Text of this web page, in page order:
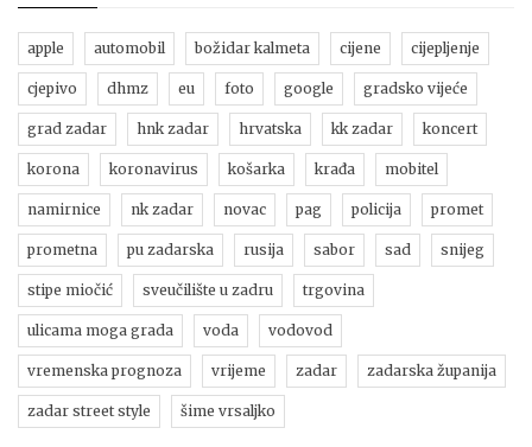
apple automobil božidar kalmeta cijene cijepljenje
cjepivo dhmz eu foto google gradsko vijeće
grad zadar hnk zadar hrvatska kk zadar koncert
korona koronavirus košarka krađa mobitel
namirnice nk zadar novac pag policija promet
prometna pu zadarska rusija sabor sad snijeg
stipe miočić sveučilište u zadru trgovina
ulicama moga grada voda vodovod
vremenska prognoza vrijeme zadar zadarska županija
zadar street style šime vrsaljko